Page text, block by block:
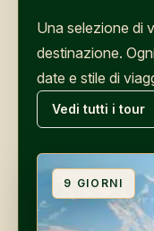
Una selezione di
destinazione.
date e stile di
Vedi tutti i tour
9 GIORNI